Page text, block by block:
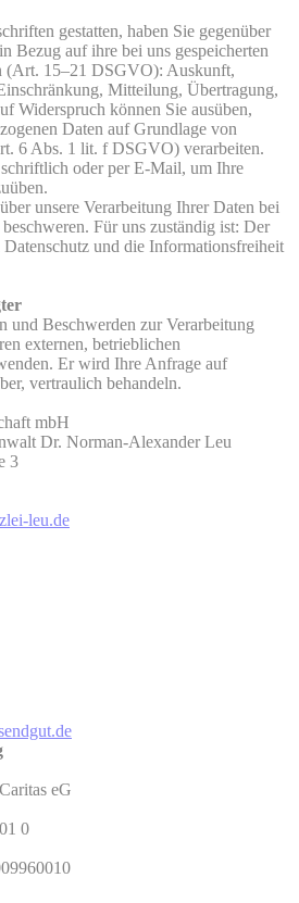
gestatten, haben Sie gegenüber
Bezug auf ihre bei uns gespeicherten
(Art. 15–21 DSGVO): Auskunft,
Mitteilung, Übertragung,
Widerspruch können Sie ausüben,
Daten auf Grundlage von
6 Abs. 1 lit. f DSGVO) verarbeiten.
oder per E-Mail, um Ihre
unsere Verarbeitung Ihrer Daten bei
Für uns zuständig ist: Der
und die Informationsfreiheit
und Beschwerden zur Verarbeitung
externen, betrieblichen
Er wird Ihre Anfrage auf
vertraulich behandeln.
mbH
Dr. Norman-Alexander Leu
3
leu.de
eG
0